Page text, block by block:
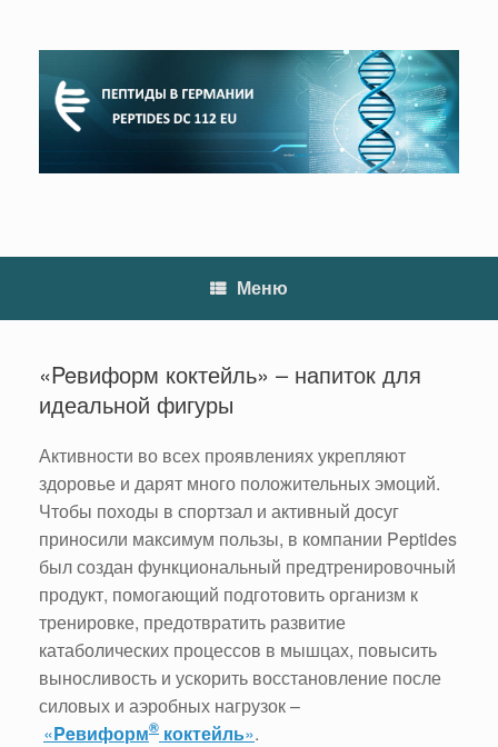
содержанию
Меню
«Peвиформ коктейль» – напиток для
идеальной фигуры
Активности во всех проявлениях укрепляют
здоровье и дарят много положительных эмоций.
Чтобы походы в спортзал и активный досуг
приносили максимум пользы, в компании Peptides
был создан функциональный предтренировочный
продукт, помогающий подготовить организм к
тренировке, предотвратить развитие
катаболических процессов в мышцах, повысить
выносливость и ускорить восстановление после
силовых и аэробных нагрузок –
«Peвиформ® коктейль».